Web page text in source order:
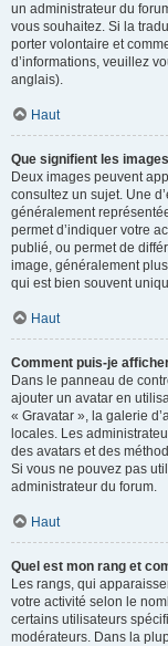
un administrateur du
vous souhaitez. Si la
porter volontaire et
d’informations, veuillez
anglais).
Haut
Que signifient les
Deux images peuvent
consultez un sujet. Une
généralement
permet d’indiquer votre
publié, ou permet de
image, généralement
qui est bien souvent
Haut
Comment puis-je
Dans le panneau de
ajouter un avatar en
« Gravatar », la galerie
locales. Les
des avatars et des
Si vous ne pouvez pas
administrateur du forum.
Haut
Quel est mon rang et
Les rangs, qui
votre activité selon le
certains utilisateurs
modérateurs. Dans la